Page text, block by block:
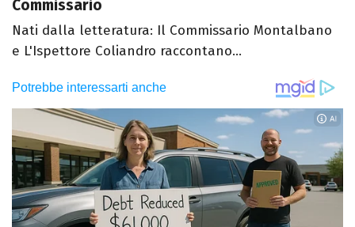
Commissario
Nati dalla letteratura: Il Commissario Montalbano
e L'Ispettore Coliandro raccontano...